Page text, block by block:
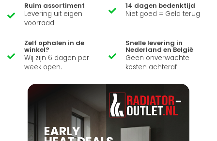
Ruim assortiment
Levering uit eigen
voorraad
14 dagen bedenktijd
Niet goed = Geld terug
Zelf ophalen in de
winkel?
Wij zijn 6 dagen per
week open.
Snelle levering in
Nederland en België
Geen onverwachte
kosten achteraf